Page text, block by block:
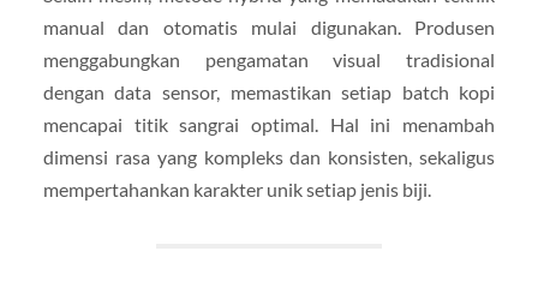
manual dan otomatis mulai digunakan. Produsen
menggabungkan pengamatan visual tradisional
dengan data sensor, memastikan setiap batch kopi
mencapai titik sangrai optimal. Hal ini menambah
dimensi rasa yang kompleks dan konsisten, sekaligus
mempertahankan karakter unik setiap jenis biji.